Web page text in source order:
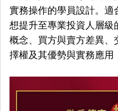
實務操作的學員設計。
想提升至專業投資人層
概念、買方與賣方差異、
擇權及其優勢與實務應用